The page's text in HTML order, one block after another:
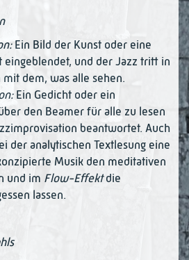
Ein Bild der Kunst oder eine
eingeblendet, und der Jazz tritt in
dem, was alle sehen.
Ein Gedicht oder ein
den Beamer für alle zu lesen
beantwortet. Auch
der analytischen Textlesung eine
Musik den meditativen
und im Flow-Effektdie
lassen.